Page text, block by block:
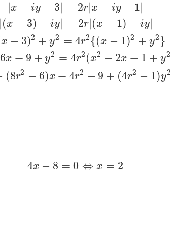
|x + iy − 3 = 2r| x + iy − 1
|(x − 3) + iy| = 2r|(x − 1) + iy|
x − 3)2 + y2 = 4r2{(x − 1)2 + y2}
6x + 9 + y2 = 4r2 (x2 − 2x + 1 + y2
(8r2 − 6)x + 4r2 − 9 + (4r2 − 1)y2
4x − 8 = 0 ⇔ x = 2